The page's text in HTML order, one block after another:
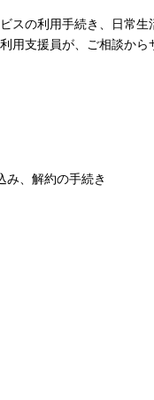
スの利用手続き、日常生
用支援員が、ご相談から
み、解約の手続き